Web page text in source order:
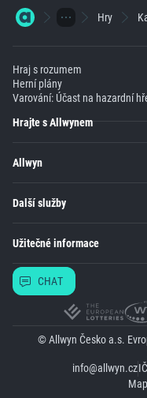
Hry
Hraj s rozumem
Herní plány
Varování: Účast na hazardní
Hrajte s Allwynem
Allwyn
Další služby
Užitečné informace
CHAT
© Allwyn Česko a.s.
info@allwyn.cz